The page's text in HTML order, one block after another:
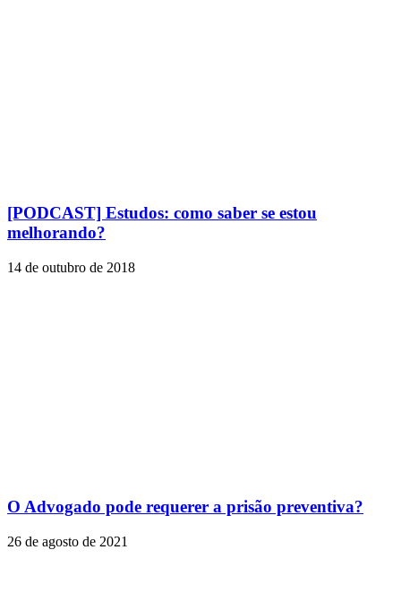
[PODCAST] Estudos: como saber se estou
melhorando?
14 de outubro de 2018
O Advogado pode requerer a prisão preventiva?
26 de agosto de 2021